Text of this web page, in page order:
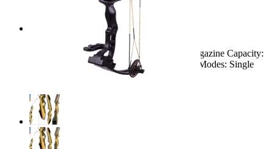
Swiss Arms TAC-1...
Dimensions: 46.25" Weight: 8.3 LBS Magazine Capacity:
Single Shot Muzzle Velocity: 900 FPS Fire Modes: Single